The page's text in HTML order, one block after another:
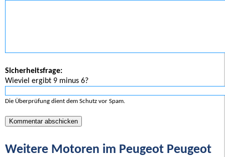
Sicherheitsfrage:
Wieviel ergibt 9 minus 6?
Die Überprüfung dient dem Schutz vor Spam.
Weitere Motoren im Peugeot Peugeot